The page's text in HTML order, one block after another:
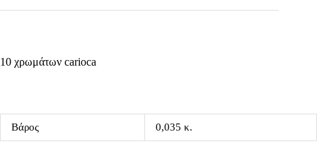
10 χρωμάτων carioca
Βάρος 0,035 κ.